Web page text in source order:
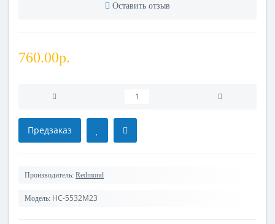
Оставить отзыв
760.00р.
Предзаказ
Производитель: Redmond
Модель: HC-5532M23